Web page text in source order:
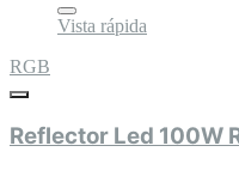
Vista rápida
RGB
Reflector Led 100W